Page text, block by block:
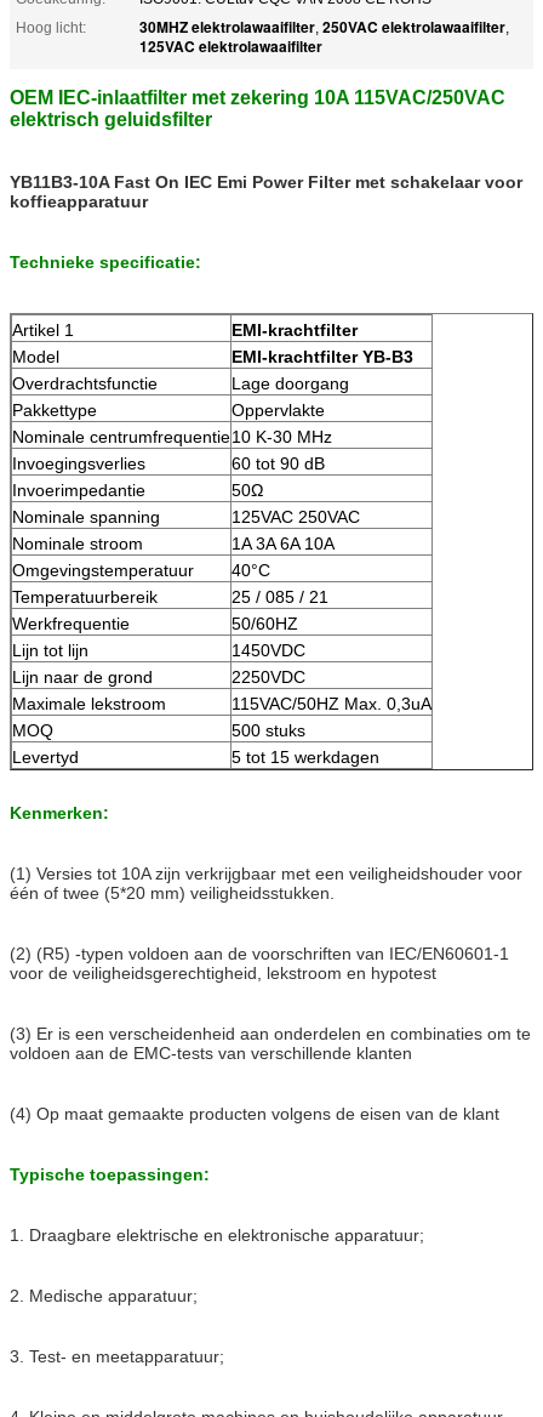
Hoog licht:
30MHZ elektrolawaaifilter, 250VAC elektrolawaaifilter,
125VAC elektrolawaaifilter
OEM IEC-inlaatfilter met zekering 10A 115VAC/250VAC
elektrisch geluidsfilter
YB11B3-10A Fast On IEC Emi Power Filter met schakelaar voor
koffieapparatuur
Technieke specificatie:
Artikel 1
EMI-krachtfilter
Model
EMI-krachtfilter YB-B3
Overdrachtsfunctie
Lage doorgang
Pakkettype
Oppervlakte
Nominale centrumfrequentie10 K-30 MHz
Invoegingsverlies
60 tot 90 dB
Invoerimpedantie
50Ω
Nominale spanning
125VAC 250VAC
Nominale stroom
1A 3A 6A 10A
Omgevingstemperatuur
40°C
Temperatuurbereik
25 / 085 / 21
Werkfrequentie
50/60HZ
Lijn tot lijn
1450VDC
Lijn naar de grond
2250VDC
Maximale lekstroom
115VAC/50HZ Max. 0,3uA
MOQ
500 stuks
Levertyd
5 tot 15 werkdagen
Kenmerken:
(1) Versies tot 10A zijn verkrijgbaar met een veiligheidshouder voor
één of twee (5*20 mm) veiligheidsstukken.
(2) (R5) -typen voldoen aan de voorschriften van IEC/EN60601-1
voor de veiligheidsgerechtigheid, lekstroom en hypotest
(3) Er is een verscheidenheid aan onderdelen en combinaties om te
voldoen aan de EMC-tests van verschillende klanten
(4) Op maat gemaakte producten volgens de eisen van de klant
Typische toepassingen:
1. Draagbare elektrische en elektronische apparatuur;
2. Medische apparatuur;
3. Test- en meetapparatuur;